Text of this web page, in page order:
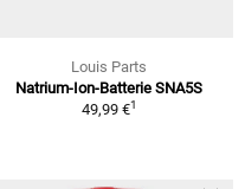
Louis Parts
Natrium-Ion-Batterie SNA5S
49,99 €1